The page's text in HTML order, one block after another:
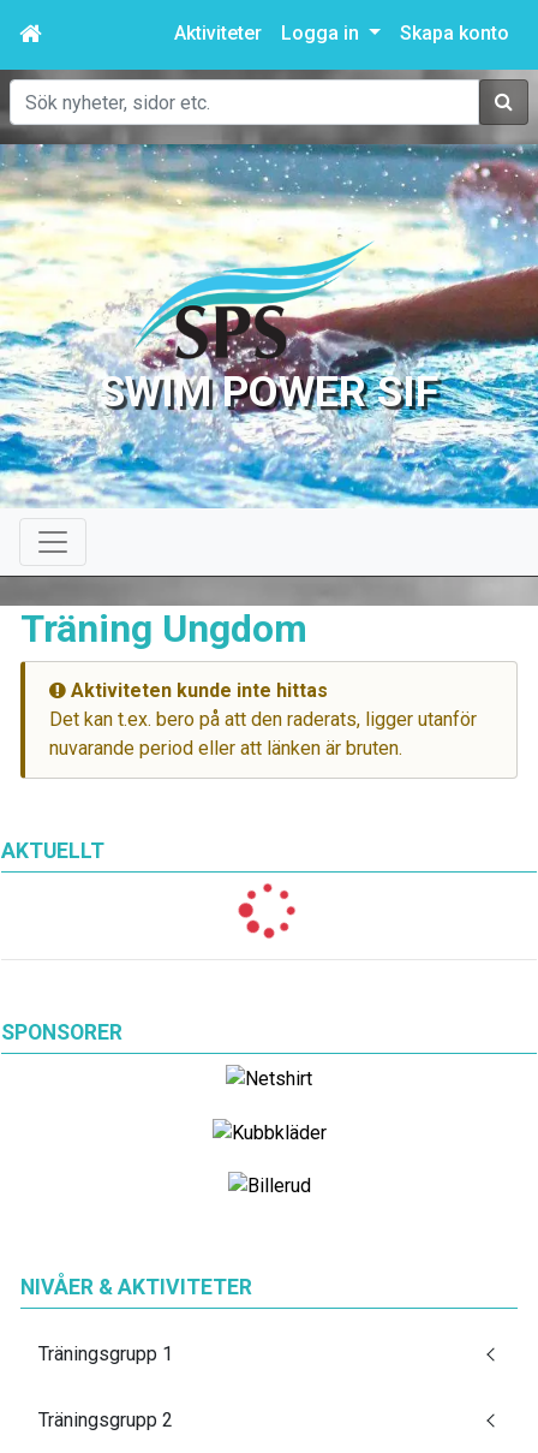
Aktiviteter Logga in Skapa konto
Sök
SWIM POWER SIF
AKTUELLT
SPONSORER
Träning Ungdom
Aktiviteten kunde inte hittas
Det kan t.ex. bero på att den raderats, ligger utanför
nuvarande period eller att länken är bruten.
NIVÅER & AKTIVITETER
Träningsgrupp 1
Träningsgrupp 2